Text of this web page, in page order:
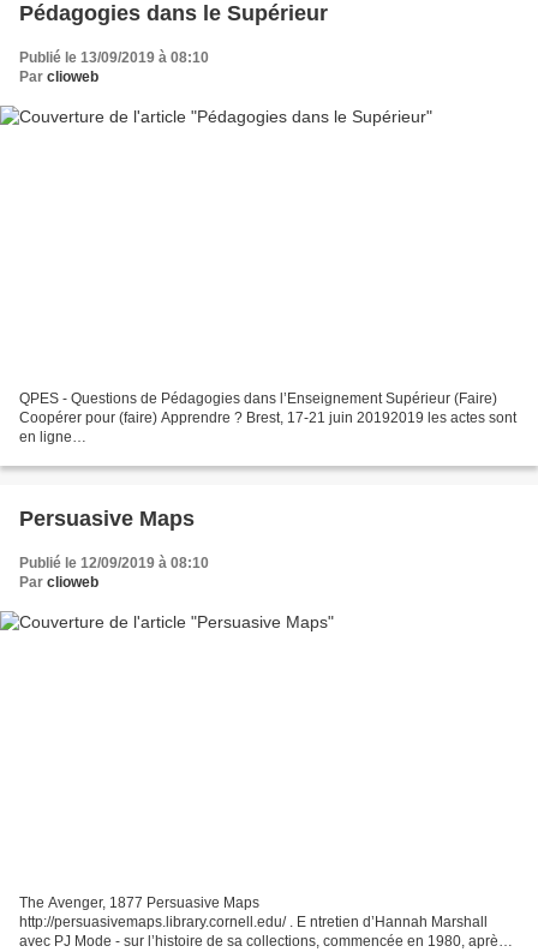
Pédagogies dans le Supérieur
Publié le 13/09/2019 à 08:10
Par clioweb
QPES - Questions de Pédagogies dans l’Enseignement Supérieur (Faire)
Coopérer pour (faire) Apprendre ? Brest, 17-21 juin 20192019 les actes sont
en ligne
Persuasive Maps
Publié le 12/09/2019 à 08:10
Par clioweb
The Avenger, 1877 Persuasive Maps
http://persuasivemaps.library.cornell.edu/ . E ntretien d’Hannah Marshall
avec PJ Mode - sur l’histoire de sa collections, commencée en 1980, après